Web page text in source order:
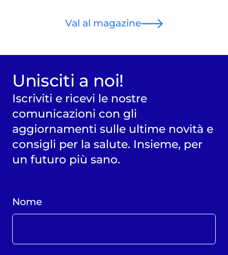
Val al magazine
Unisciti a noi!
Iscriviti e ricevi le nostre
comunicazioni con gli
aggiornamenti sulle ultime novità e
consigli per la salute. Insieme, per
un futuro più sano.
Nome